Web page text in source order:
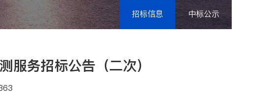
招标信息 中标公示
服务招标公告（二次）